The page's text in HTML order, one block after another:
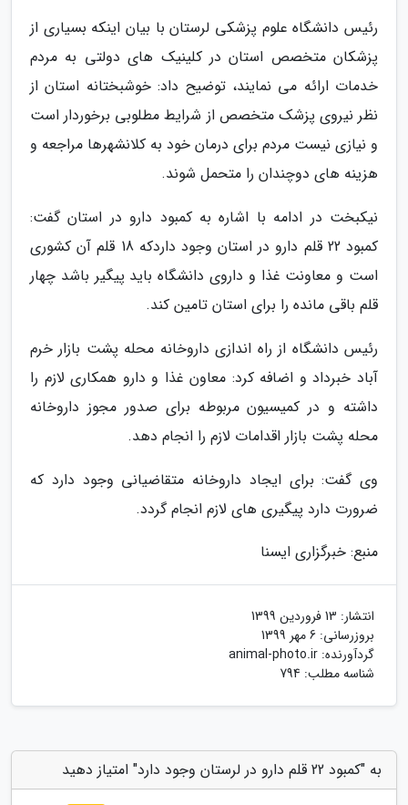
رئیس دانشگاه علوم پزشکی لرستان با بیان اینکه بسیاری از
پزشکان متخصص استان در کلینیک های دولتی به مردم
خدمات ارائه می نمایند، توضیح داد: خوشبختانه استان از
نظر نیروی پزشک متخصص از شرایط مطلوبی برخوردار است
و نیازی نیست مردم برای درمان خود به کلانشهرها مراجعه و
هزینه های دوچندان را متحمل شوند.
نیکبخت در ادامه با اشاره به کمبود دارو در استان گفت:
کمبود 22 قلم دارو در استان وجود داردکه 18 قلم آن کشوری
است و معاونت غذا و داروی دانشگاه باید پیگیر باشد چهار
قلم باقی مانده را برای استان تامین کند.
رئیس دانشگاه از راه اندازی داروخانه محله پشت بازار خرم
آباد خبرداد و اضافه کرد: معاون غذا و دارو همکاری لازم را
داشته و در کمیسیون مربوطه برای صدور مجوز داروخانه
محله پشت بازار اقدامات لازم را انجام دهد.
وی گفت: برای ایجاد داروخانه متقاضیانی وجود دارد که
ضرورت دارد پیگیری های لازم انجام گردد.
منبع: خبرگزاری ایسنا
انتشار: 13 فروردین 1399
بروزرسانی: 6 مهر 1399
گردآورنده: animal-photo.ir
شناسه مطلب: 794
به "کمبود 22 قلم دارو در لرستان وجود دارد" امتیاز دهید